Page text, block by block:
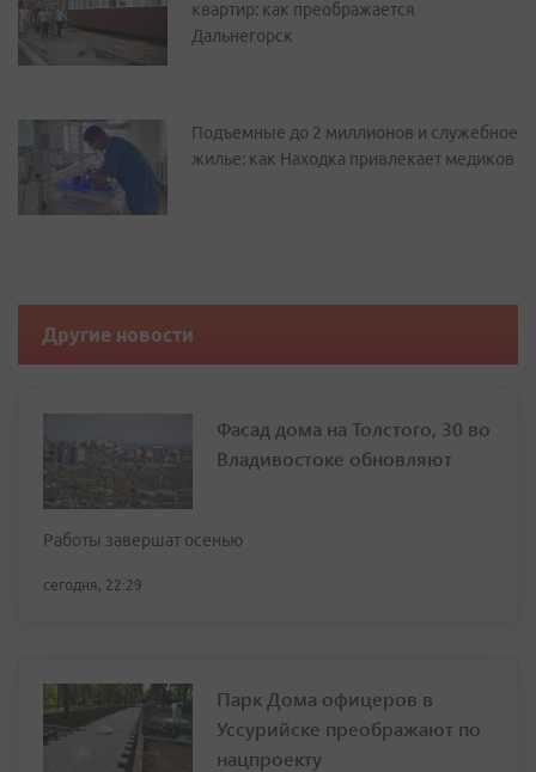
квартир: как преображается
Дальнегорск
Подъемные до 2 миллионов и служебное
жилье: как Находка привлекает медиков
Другие новости
Фасад дома на Толстого, 30 во
Владивостоке обновляют
Работы завершат осенью
сегодня, 22:29
Парк Дома офицеров в
Уссурийске преображают по
нацпроекту